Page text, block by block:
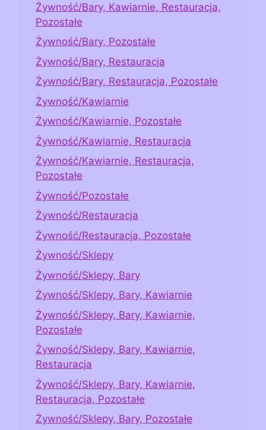
Żywność/Bary, Kawiarnie, Restauracja,
Pozostałe
Żywność/Bary, Pozostałe
Żywność/Bary, Restauracja
Żywność/Bary, Restauracja, Pozostałe
Żywność/Kawiarnie
Żywność/Kawiarnie, Pozostałe
Żywność/Kawiarnie, Restauracja
Żywność/Kawiarnie, Restauracja,
Pozostałe
Żywność/Pozostałe
Żywność/Restauracja
Żywność/Restauracja, Pozostałe
Żywność/Sklepy
Żywność/Sklepy, Bary
Żywność/Sklepy, Bary, Kawiarnie
Żywność/Sklepy, Bary, Kawiarnie,
Pozostałe
Żywność/Sklepy, Bary, Kawiarnie,
Restauracja
Żywność/Sklepy, Bary, Kawiarnie,
Restauracja, Pozostałe
Żywność/Sklepy, Bary, Pozostałe